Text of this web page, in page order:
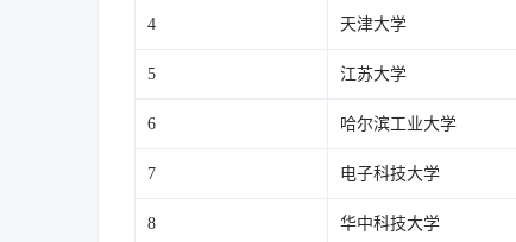
4 天津大学
5 江苏大学
6 哈尔滨工业大学
7 电子科技大学
8 华中科技大学